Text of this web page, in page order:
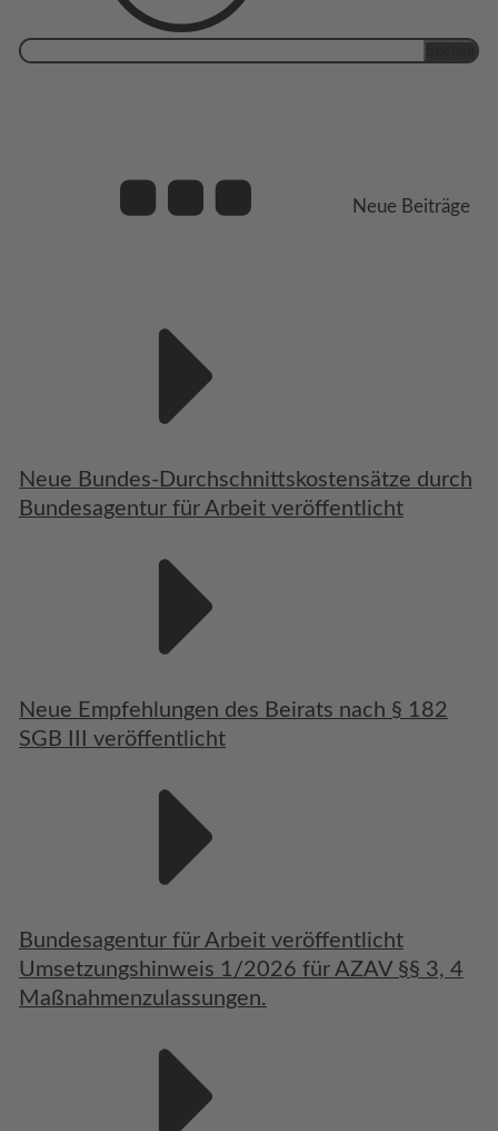
Suchen
Neue Beiträge
Neue Bundes-Durchschnittskostensätze durch
Bundesagentur für Arbeit veröffentlicht
Neue Empfehlungen des Beirats nach § 182
SGB III veröffentlicht
Bundesagentur für Arbeit veröffentlicht
Umsetzungshinweis 1/2026 für AZAV §§ 3, 4
Maßnahmenzulassungen.